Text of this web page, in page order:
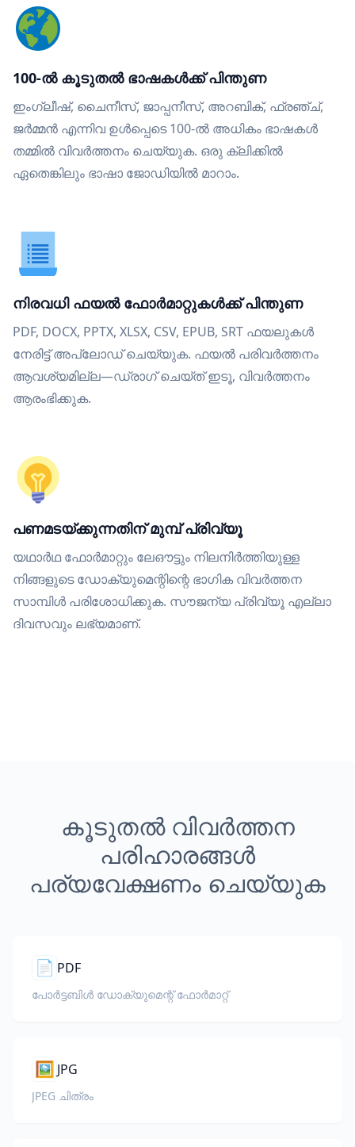
100-ൽ കൂടുതൽ ഭാഷകൾക്ക് പിന്തുണ
ഇംഗ്ലീഷ്, ചൈനീസ്, ജാപ്പനീസ്, അറബിക്, ഫ്രഞ്ച്,
ജർമ്മൻ എന്നിവ ഉൾപ്പെടെ 100-ൽ അധികം ഭാഷകൾ
തമ്മിൽ വിവർത്തനം ചെയ്യുക. ഒരു ക്ലിക്കിൽ
ഏതെങ്കിലും ഭാഷാ ജോഡിയിൽ മാറാം.
നിരവധി ഫയൽ ഫോർമാറ്റുകൾക്ക് പിന്തുണ
PDF, DOCX, PPTX, XLSX, CSV, EPUB, SRT ഫയലുകൾ
നേരിട്ട് അപ്‌ലോഡ് ചെയ്യുക. ഫയൽ പരിവർത്തനം
ആവശ്യമില്ല—ഡ്രാഗ് ചെയ്ത് ഇടൂ, വിവർത്തനം
ആരംഭിക്കുക.
പണമടയ്ക്കുന്നതിന് മുമ്പ് പ്രിവ്യൂ
യഥാർഥ ഫോർമാറ്റും ലേഔട്ടും നിലനിർത്തിയുള്ള
നിങ്ങളുടെ ഡോക്യുമെന്റിന്റെ ഭാഗിക വിവർത്തന
സാമ്പിൾ പരിശോധിക്കുക. സൗജന്യ പ്രിവ്യൂ എല്ലാ
ദിവസവും ലഭ്യമാണ്.
കൂടുതൽ വിവർത്തന
പരിഹാരങ്ങൾ
പര്യവേക്ഷണം ചെയ്യുക
📄 PDF
പോർട്ടബിൾ ഡോക്യുമെന്റ് ഫോർമാറ്റ്
🖼️ JPG
JPEG ചിത്രം